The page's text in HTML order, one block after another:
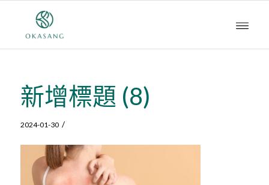
新增標題 (8)
2024-01-30 /